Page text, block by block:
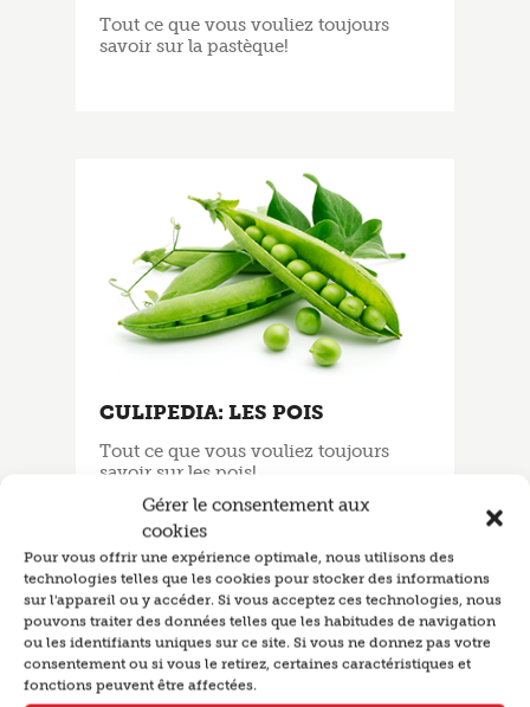
Gérer le consentement aux
cookies
Pour vous offrir une expérience optimale, nous utilisons des
technologies telles que les cookies pour stocker des informations
sur l'appareil ou y accéder. Si vous acceptez ces technologies, nous
pouvons traiter des données telles que les habitudes de navigation
ou les identifiants uniques sur ce site. Si vous ne donnez pas votre
consentement ou si vous le retirez, certaines caractéristiques et
fonctions peuvent être affectées.
Tout ce que vous vouliez toujours
savoir sur la pastèque!
CULIPEDIA: LES POIS
Tout ce que vous vouliez toujours
savoir sur les pois!